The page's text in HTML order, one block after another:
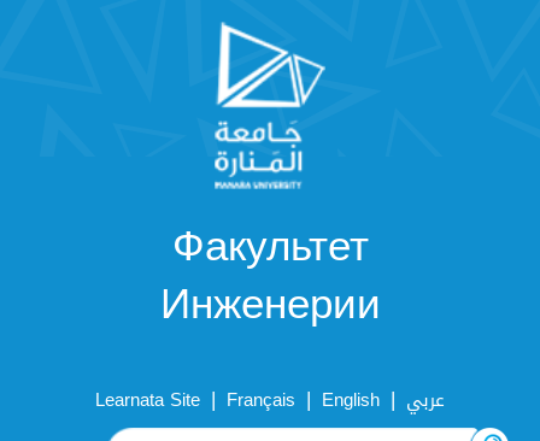
Факультет
Инженерии
Learnata Site | Français | English | عربي